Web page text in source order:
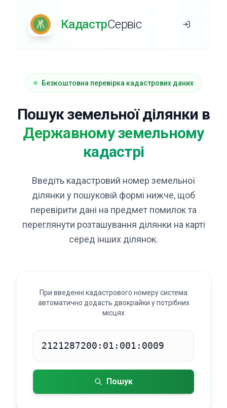
КадастрСервіс
Безкоштовна перевірка кадастрових даних
Пошук земельної ділянки в
Державному земельному
кадастрі
Введіть кадастровий номер земельної
ділянки у пошуковій формі нижче, щоб
перевірити дані на предмет помилок та
переглянути розташування ділянки на карті
серед інших ділянок.
При введенні кадастрового номеру система
автоматично додасть двокрайки у потрібних
місцях
Кадастровий номер
Пошук